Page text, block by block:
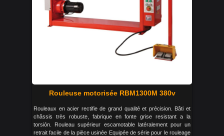
Rouleuse motorisée RBM1300M 380v
Rouleaux en acier rectifie de grand qualité et précision. Bâti et
châssis très robuste, fabrique en fonte grise resistant a la
torsión. Rouleau supérieur escamotable latéralement pour un
retrait facile de la pièce usinée Equipée de série pour le rouleage